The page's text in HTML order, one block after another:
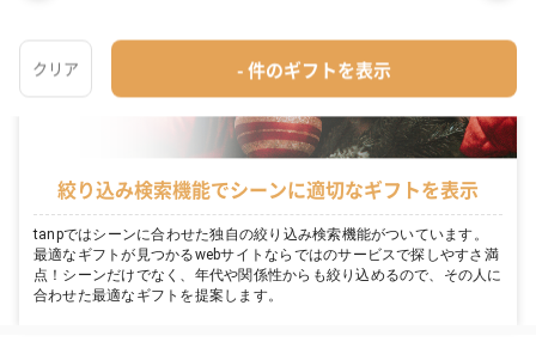
絞り込み検索機能でシーンに適切なギフトを表示
tanpではシーンに合わせた独自の絞り込み検索機能がついています。
最適なギフトが見つかるwebサイトならではのサービスで探しやすさ満
点！シーンだけでなく、年代や関係性からも絞り込めるので、その人に
合わせた最適なギフトを提案します。